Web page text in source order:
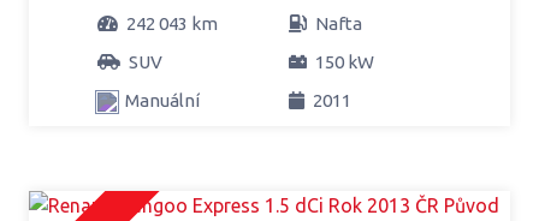
242 043 km
Nafta
SUV
150 kW
Manuální
2011